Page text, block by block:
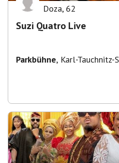
Doza, 62
Suzi Quatro Live
Parkbühne, Karl-